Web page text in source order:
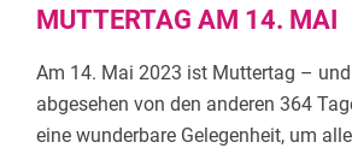
MUTTERTAG AM 14. MAI
Am 14. Mai 2023 ist Muttertag –
abgesehen von den anderen 364
eine wunderbare Gelegenheit, um